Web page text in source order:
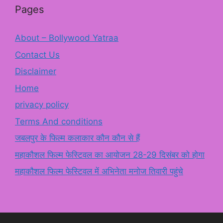
Pages
About – Bollywood Yatraa
Contact Us
Disclaimer
Home
privacy policy
Terms And conditions
जबलपुर के फिल्म कलाकार कौन कौन से हैं
महाकौशल फिल्म फेस्टिवल का आयोजन 28-29 दिसंबर को होगा
महाकौशल फिल्म फेस्टिवल में अभिनेता मनोज तिवारी पहुंचे